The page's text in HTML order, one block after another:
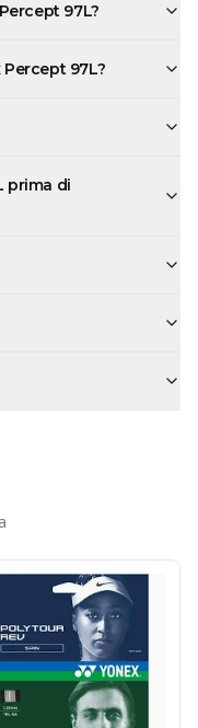
97L?
97L?
prima di